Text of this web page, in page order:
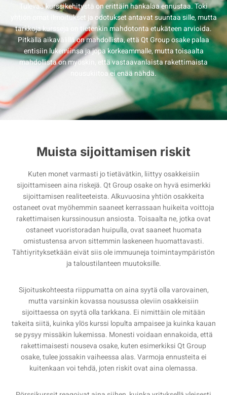
Tulevaa kurssikehitystä on erittäin hankalaa ennustaa. Toki
yhtiön omat ilmoitukset ja odotukset antavat suuntaa sille, mutta
tarkkoja kursseja on tietenkin mahdotonta etukäteen arvioida.
Pitkällä aikavälillä on mahdollista, että Qt Group osake palaa
entisiin lukemiinsa ja jopa korkeammalle, mutta toisaalta
mahdollista on myöskin, että vastaavanlaista rakettimaista
nousukiitoa ei enää nähdä.
Muista sijoittamisen riskit
Kuten monet varmasti jo tietävätkin, liittyy osakkeisiin
sijoittamiseen aina riskejä. Qt Group osake on hyvä esimerkki
sijoittamisen realiteeteista. Alkuvuosina yhtiön osakkeita
ostaneet ovat myöhemmin saaneet kerrassaan huikeita voittoja
rakettimaisen kurssinousun ansiosta. Toisaalta ne, jotka ovat
ostaneet vuoristoradan huipulla, ovat saaneet huomata
omistustensa arvon sittemmin laskeneen huomattavasti.
Tähtiyrityksetkään eivät siis ole immuuneja toimintaympäristön
ja taloustilanteen muutoksille.
Sijoituskohteesta riippumatta on aina syytä olla varovainen,
mutta varsinkin kovassa nousussa oleviin osakkeisiin
sijoittaessa on syytä olla tarkkana. Ei nimittäin ole mitään
takeita siitä, kuinka ylös kurssi lopulta ampaisee ja kuinka kauan
se pysyy missäkin lukemissa. Monesti voidaan ennakoida, että
rakettimaisesti nouseva osake, kuten esimerkiksi Qt Group
osake, tulee jossakin vaiheessa alas. Varmoja ennusteita ei
kuitenkaan voi tehdä, joten riskit ovat aina olemassa.